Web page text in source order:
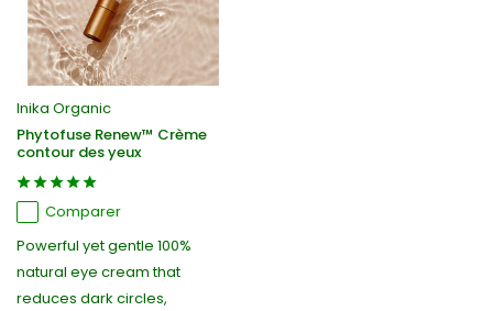
Inika Organic
Phytofuse Renew™ Crème
contour des yeux
Comparer
Powerful yet gentle 100%
natural eye cream that
reduces dark circles,